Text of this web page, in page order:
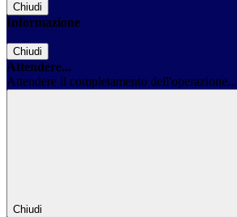
Chiudi
Informazione
Chiudi
Attendere...
Attendere il completamento dell'operazione...
Chiudi